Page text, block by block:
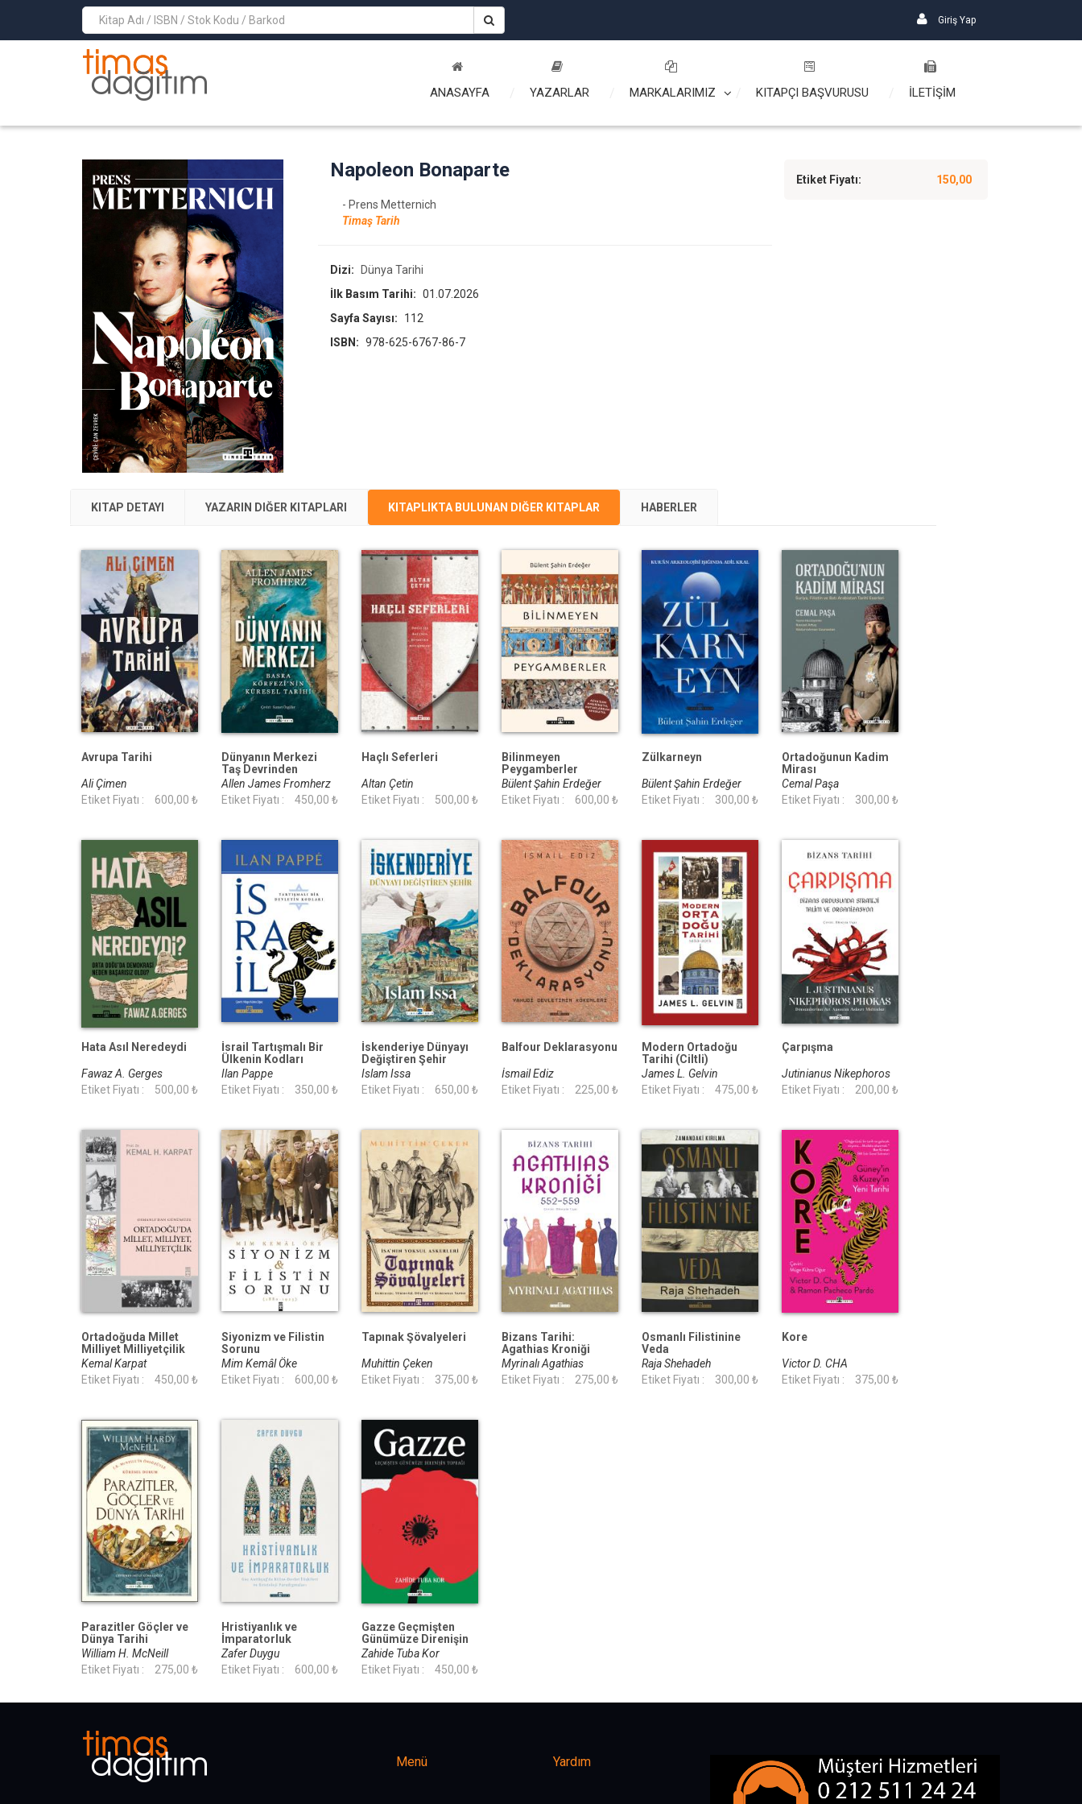
>
Giriş Yap
ANASAYFA YAZARLAR MARKALARIMIZ KITAPÇI BAŞVURUSU İLETİŞİM
Napoleon Bonaparte
- Prens Metternich
Timaş Tarih
Dizi:
Dünya Tarihi
İlk Basım Tarihi: 01.07.2026
Sayfa Sayısı:
112
ISBN: 978-625-6767-86-7
Etiket Fiyatı: 150,00
KITAP DETAYI YAZARIN DIĞER KITAPLARI KITAPLIKTA BULUNAN DIĞER KITAPLAR HABERLER
Avrupa Tarihi
Ali Çimen
Etiket Fiyatı :
600,00 ₺
Dünyanın Merkezi
Taş Devrinden
Günümüze Basra
Körfezi nin Küresel
Tarihi
Allen James Fromherz
Etiket Fiyatı :
450,00 ₺
Haçlı Seferleri
Altan Çetin
Etiket Fiyatı :
500,00 ₺
Bilinmeyen
Peygamberler
Bülent Şahin Erdeğer
Etiket Fiyatı :
600,00 ₺
Zülkarneyn
Bülent Şahin Erdeğer
Etiket Fiyatı :
300,00 ₺
Ortadoğunun Kadim
Mirası
Cemal Paşa
Etiket Fiyatı :
300,00 ₺
Hata Asıl Neredeydi
Fawaz A. Gerges
Etiket Fiyatı :
500,00 ₺
İsrail Tartışmalı Bir
Ülkenin Kodları
Ilan Pappe
Etiket Fiyatı :
350,00 ₺
İskenderiye Dünyayı
Değiştiren Şehir
Islam Issa
Etiket Fiyatı :
650,00 ₺
Balfour Deklarasyonu
İsmail Ediz
Etiket Fiyatı :
225,00 ₺
Modern Ortadoğu
Tarihi (Ciltli)
James L. Gelvin
Etiket Fiyatı :
475,00 ₺
Çarpışma
Jutinianus Nikephoros
Phokas
Etiket Fiyatı : 200,00 ₺
Ortadoğuda Millet
Milliyet Milliyetçilik
Kemal Karpat
Etiket Fiyatı :
450,00 ₺
Siyonizm ve Filistin
Sorunu
Mim Kemâl Öke
Etiket Fiyatı :
600,00 ₺
Tapınak Şövalyeleri
Muhittin Çeken
Etiket Fiyatı :
375,00 ₺
Bizans Tarihi:
Agathias Kroniği
(552-559)
Myrinalı Agathias
Etiket Fiyatı :
275,00 ₺
Osmanlı Filistinine
Veda
Raja Shehadeh
Etiket Fiyatı :
300,00 ₺
Kore
Victor D. CHA
Etiket Fiyatı :
375,00 ₺
Parazitler Göçler ve
Dünya Tarihi
William H. McNeill
Etiket Fiyatı :
275,00 ₺
Hristiyanlık ve
İmparatorluk
Zafer Duygu
Etiket Fiyatı :
600,00 ₺
Gazze Geçmişten
Günümüze Direnişin
Toprağı
Zahide Tuba Kor
Etiket Fiyatı :
450,00 ₺
Menü Yardım